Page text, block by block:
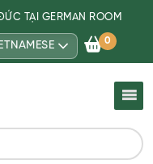
TẠI GERMAN ROOM
0